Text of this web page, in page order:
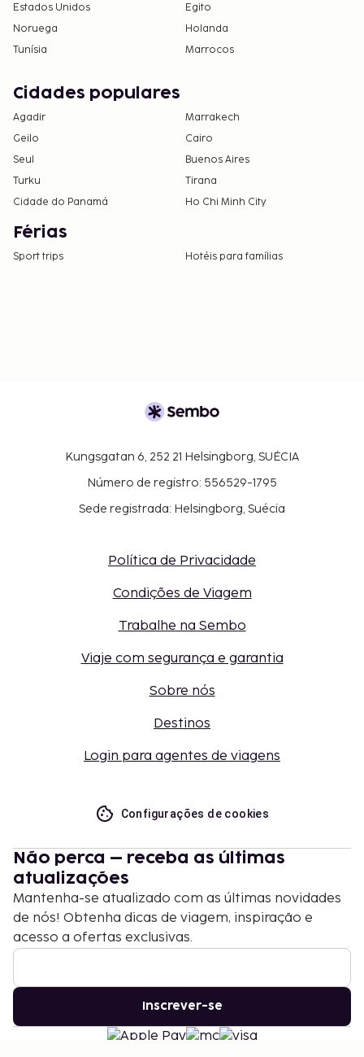
Estados Unidos
Egito
Noruega
Holanda
Tunísia
Marrocos
Cidades populares
Agadir
Marrakech
Geilo
Cairo
Seul
Buenos Aires
Turku
Tirana
Cidade do Panamá
Ho Chi Minh City
Férias
Sport trips Hotéis para famílias
Kungsgatan 6, 252 21 Helsingborg, SUÉCIA
Número de registro: 556529-1795
Sede registrada: Helsingborg, Suécia
Política de Privacidade
Condições de Viagem
Trabalhe na Sembo
Viaje com segurança e garantia
Sobre nós
Destinos
Login para agentes de viagens
Configurações de cookies
Não perca – receba as últimas
atualizações
Mantenha-se atualizado com as últimas novidades
de nós! Obtenha dicas de viagem, inspiração e
acesso a ofertas exclusivas.
Inscrever-se